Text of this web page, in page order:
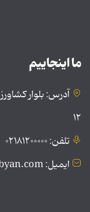
ما اینجاییم
آدرس: بلوار
۱۲
تلفن: ۰۲۱۸۱۲۰۰۰۰۰
ایمیل: public@tebyan.com